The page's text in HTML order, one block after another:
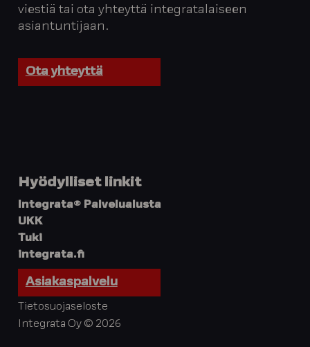
viestiä tai ota yhteyttä integratalaiseen
asiantuntijaan.
Ota yhteyttä
Hyödylliset linkit
Integrata® Palvelualusta
UKK
Tuki
integrata.fi
Asiakaspalvelu
Tietosuojaseloste
Integrata Oy © 2026